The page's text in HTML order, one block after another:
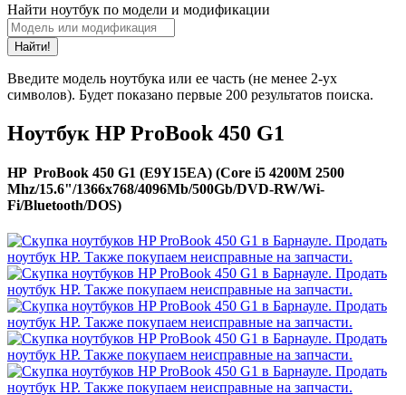
Найти ноутбук по модели и модификации
Найти!
Введите модель ноутбука или ее часть (не менее 2-ух
символов). Будет показано первые 200 результатов поиска.
Ноутбук HP ProBook 450 G1
HP ProBook 450 G1 (E9Y15EA) (Core i5 4200M 2500
Mhz/15.6"/1366x768/4096Mb/500Gb/DVD-RW/Wi-
Fi/Bluetooth/DOS)